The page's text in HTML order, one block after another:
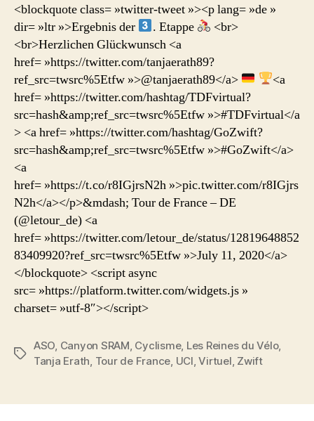
<blockquote class= »twitter-tweet »><p lang= »de »
dir= »ltr »>Ergebnis der
. Etappe
<br>
<br>Herzlichen Glückwunsch <a
href= »https://twitter.com/tanjaerath89?
ref_src=twsrc%5Etfw »>@tanjaerath89</a>
<a
href= »https://twitter.com/hashtag/TDFvirtual?
src=hash&amp;ref_src=twsrc%5Etfw »>#TDFvirtual</a
> <a href= »https://twitter.com/hashtag/GoZwift?
src=hash&amp;ref_src=twsrc%5Etfw »>#GoZwift</a>
<a
href= »https://t.co/r8IGjrsN2h »>pic.twitter.com/r8IGjrs
N2h</a></p>&mdash; Tour de France – DE
(@letour_de) <a
href= »https://twitter.com/letour_de/status/12819648852
83409920?ref_src=twsrc%5Etfw »>July 11, 2020</a>
</blockquote> <script async
src= »https://platform.twitter.com/widgets.js »
charset= »utf-8″></script>
Étiquettes
ASO Canyon SRAM Cyclisme, Les Reines du Vélo,
Tanja Erath Tour de France UCI ,Virtuel Zwift